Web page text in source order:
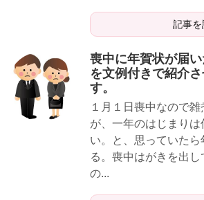
記事を
喪中に年賀状が届
を文例付きで紹介
す。
１月１日喪中なので
が、一年のはじまりは
い。と、思っていたら
る。喪中はがきを出し
の...